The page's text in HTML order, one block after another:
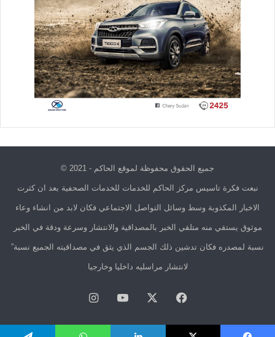
جميع الحقوق محفوظة لموقع الحاكم - 2021 ©
نبعت فكرة تاسيس مركز الحاكم للخدمات للخدمات الصحفية بعد ان كثرت
الاخبار المكذوبة وسط وسائل التواصل الاجتماعي فكان لابد من انشاء وعاء
موثوق يستقي منه متلقي الخبر بالمصداقية والانتشار وسرعة ودقة في الخبر
نسبة لمصدره فكان تدشين ذلك الجسم الذي يثق في مصداقيته الجميع نسبة”
لانتشار مراسليه داخليا وخارجيا
فيسبوك يوتيوبانستقرام